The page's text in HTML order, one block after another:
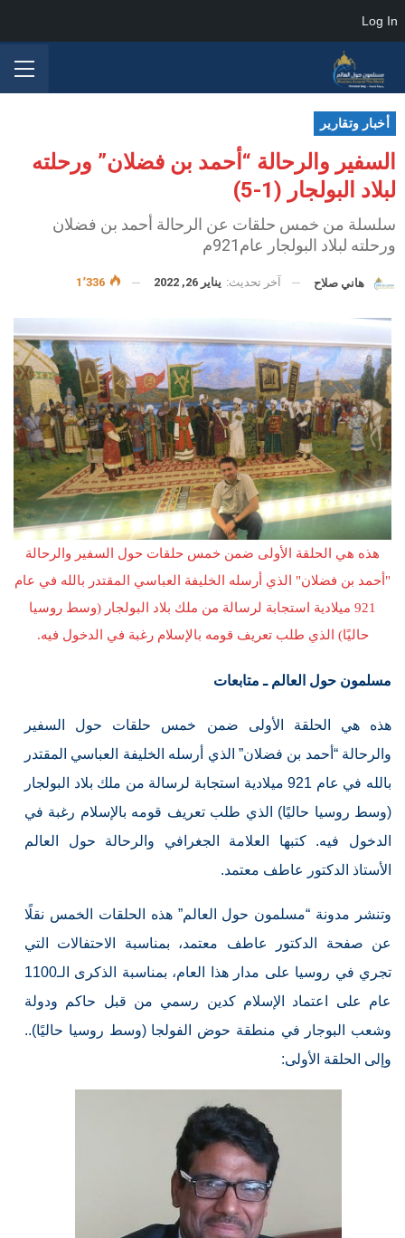
أخبار وتقارير
السفير والرحالة “أحمد بن فضلان” ورحلته
لبلاد البولجار (1-5)
سلسلة من خمس حلقات عن الرحالة أحمد بن فضلان
ورحلته لبلاد البولجار عام921م
هاني صلاح آخر تحديث: يناير 26, 2022
هذه هي الحلقة الأولى ضمن خمس حلقات حول السفير والرحالة
"أحمد بن فضلان" الذي أرسله الخليفة العباسي المقتدر بالله في عام
921 ميلادية استجابة لرسالة من ملك بلاد البولجار (وسط روسيا
حاليًا) الذي طلب تعريف قومه بالإسلام رغبة في الدخول فيه.
مسلمون حول العالم ـ متابعات
هذه هي الحلقة الأولى ضمن خمس حلقات حول السفير
والرحالة “أحمد بن فضلان” الذي أرسله الخليفة العباسي المقتدر
بالله في عام 921 ميلادية استجابة لرسالة من ملك بلاد البولجار
(وسط روسيا حاليًا) الذي طلب تعريف قومه بالإسلام رغبة في
الدخول فيه. كتبها العلامة الجغرافي والرحالة حول العالم
الأستاذ الدكتور عاطف معتمد.
وتنشر مدونة “مسلمون حول العالم” هذه الحلقات الخمس نقلًا
عن صفحة الدكتور عاطف معتمد، بمناسبة الاحتفالات التي
تجري في روسيا على مدار هذا العام، بمناسبة الذكرى الـ1100
عام على اعتماد الإسلام كدين رسمي من قبل حاكم ودولة
وشعب البوجار في منطقة حوض الفولجا (وسط روسيا حاليًا)..
وإلى الحلقة الأولى:
Log In